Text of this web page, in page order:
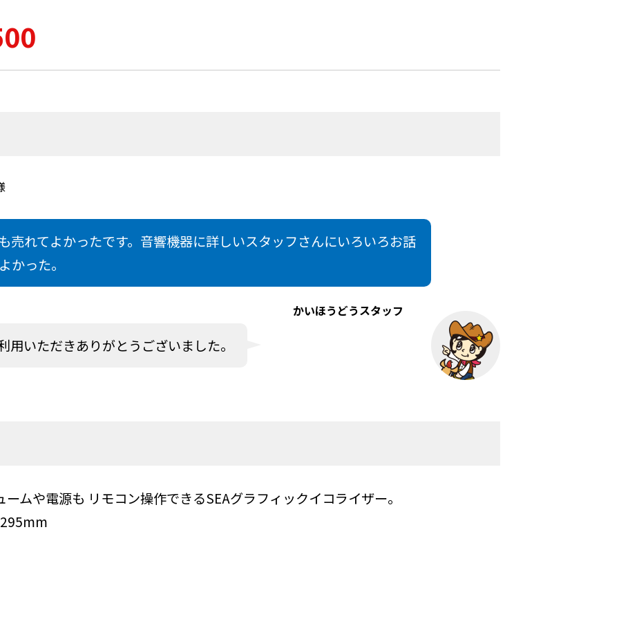
売れてよかったです。音響機器に詳しいスタッフさんにいろいろお話
かった。
かいほうどうスタッフ
用いただきありがとうございました。
ムや電源も リモコン操作できるSEAグラフィックイコライザー。